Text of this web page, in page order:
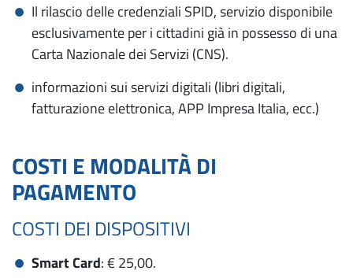
Il rilascio delle credenziali SPID, servizio disponibile
esclusivamente per i cittadini già in possesso di una
Carta Nazionale dei Servizi (CNS).
informazioni sui servizi digitali (libri digitali,
fatturazione elettronica, APP Impresa Italia, ecc.)
COSTI E MODALITÀ DI
PAGAMENTO
COSTI DEI DISPOSITIVI
Smart Card: € 25,00.